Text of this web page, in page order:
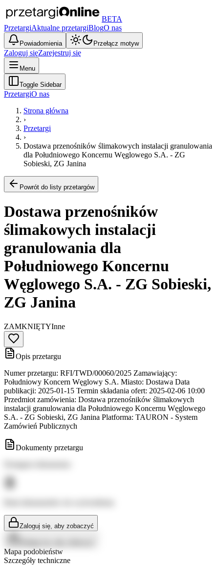
BETA
PrzetargiAktualne przetargiBlogO nas
Powiadomienia Przełącz motyw
Zaloguj sięZarejestruj się
Menu
Toggle Sidebar
PrzetargiO nas
Strona główna
›
Przetargi
›
Dostawa przenośników ślimakowych instalacji granulowania
dla Południowego Koncernu Węglowego S.A. - ZG
Sobieski, ZG Janina
Powrót do listy przetargów
Dostawa przenośników
ślimakowych instalacji
granulowania dla
Południowego Koncernu
Węglowego S.A. - ZG Sobieski,
ZG Janina
ZAMKNIĘTYInne
Opis przetargu
Numer przetargu: RFI/TWD/00060/2025 Zamawiający:
Południowy Koncern Węglowy S.A. Miasto: Dostawa Data
publikacji: 2025-01-15 Termin składania ofert: 2025-02-06 10:00
Przedmiot zamówienia: Dostawa przenośników ślimakowych
instalacji granulowania dla Południowego Koncernu Węglowego
S.A. - ZG Sobieski, ZG Janina Platforma: TAURON - System
Zamówień Publicznych
Dokumenty przetargu
Zaloguj się, aby zobaczyć
Mapa podobieństw
Szczegóły techniczne